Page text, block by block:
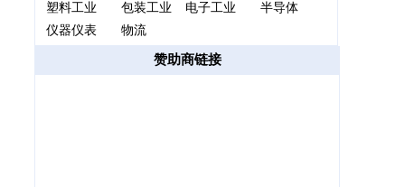
塑料工业
包装工业 电子工业
半导体
仪器仪表
物流
赞助商链接